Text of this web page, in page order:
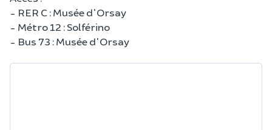
- RER C : Musée d'Orsay
- Métro 12 : Solférino
- Bus 73 : Musée d'Orsay